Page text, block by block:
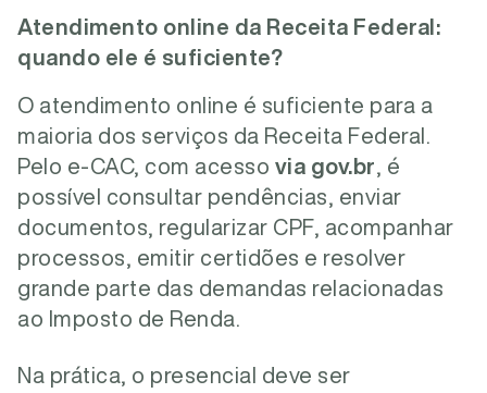
Atendimento online da Receita Federal:
quando ele é suficiente?
O atendimento online é suficiente para a
maioria dos serviços da Receita Federal.
Pelo e-CAC, com acesso via gov.br , é
possível consultar pendências, enviar
documentos, regularizar CPF, acompanhar
processos, emitir certidões e resolver
grande parte das demandas relacionadas
ao Imposto de Renda.
Na prática, o presencial deve ser